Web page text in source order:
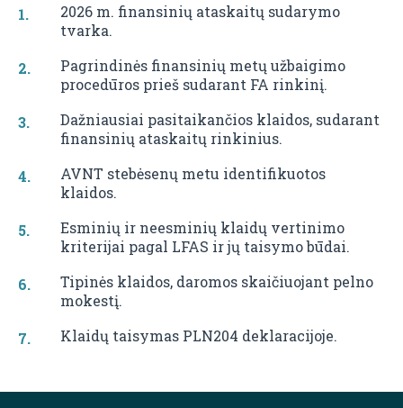
2026 m. finansinių ataskaitų sudarymo
tvarka.
Pagrindinės finansinių metų užbaigimo
procedūros prieš sudarant FA rinkinį.
Dažniausiai pasitaikančios klaidos, sudarant
finansinių ataskaitų rinkinius.
AVNT stebėsenų metu identifikuotos
klaidos.
Esminių ir neesminių klaidų vertinimo
kriterijai pagal LFAS ir jų taisymo būdai.
Tipinės klaidos, daromos skaičiuojant pelno
mokestį.
Klaidų taisymas PLN204 deklaracijoje.